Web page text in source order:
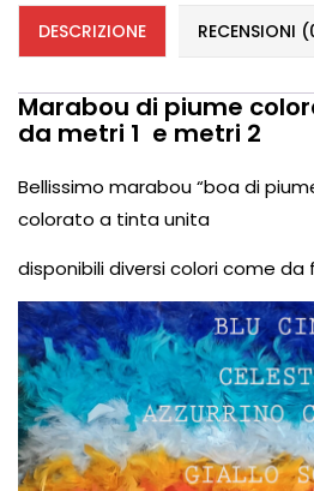
DESCRIZIONE RECENSIONI
Marabou di piume
da metri 1 e metri 2
Bellissimo marabou “boa di
colorato a tinta unita
disponibili diversi colori come da